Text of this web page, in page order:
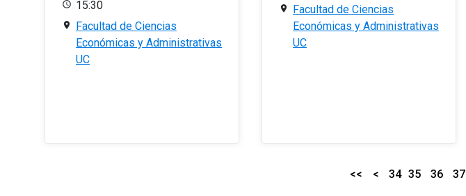
15:30
Facultad de Ciencias
Económicas y Administrativas
UC
Facultad de Ciencias
Económicas y Administrativas
UC
<< < 34 35 36 37